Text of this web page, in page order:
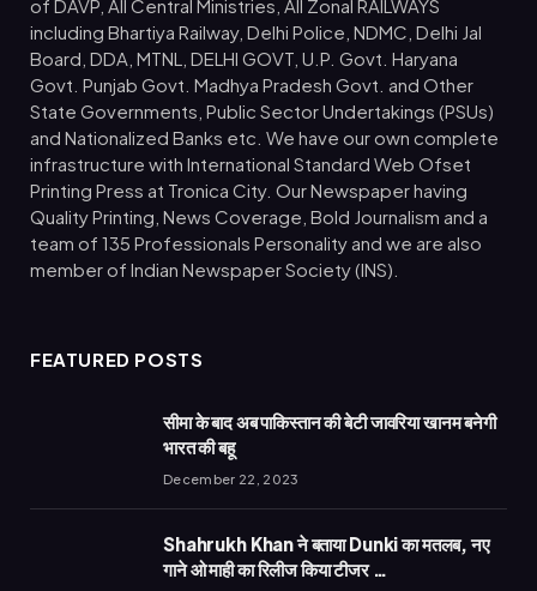
of DAVP, All Central Ministries, All Zonal RAILWAYS
including Bhartiya Railway, Delhi Police, NDMC, Delhi Jal
Board, DDA, MTNL, DELHI GOVT, U.P. Govt. Haryana
Govt. Punjab Govt. Madhya Pradesh Govt. and Other
State Governments, Public Sector Undertakings (PSUs)
and Nationalized Banks etc. We have our own complete
infrastructure with International Standard Web Ofset
Printing Press at Tronica City. Our Newspaper having
Quality Printing, News Coverage, Bold Journalism and a
team of 135 Professionals Personality and we are also
member of Indian Newspaper Society (INS).
FEATURED POSTS
सीमा के बाद अब पाकिस्तान की बेटी जावरिया खानम बनेगी
भारत की बहू
December 22, 2023
Shahrukh Khan ने बताया Dunki का मतलब, नए
गाने ओ माही का रिलीज किया टीजर …